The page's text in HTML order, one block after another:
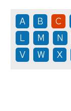
A B C
L
M N
V
W X